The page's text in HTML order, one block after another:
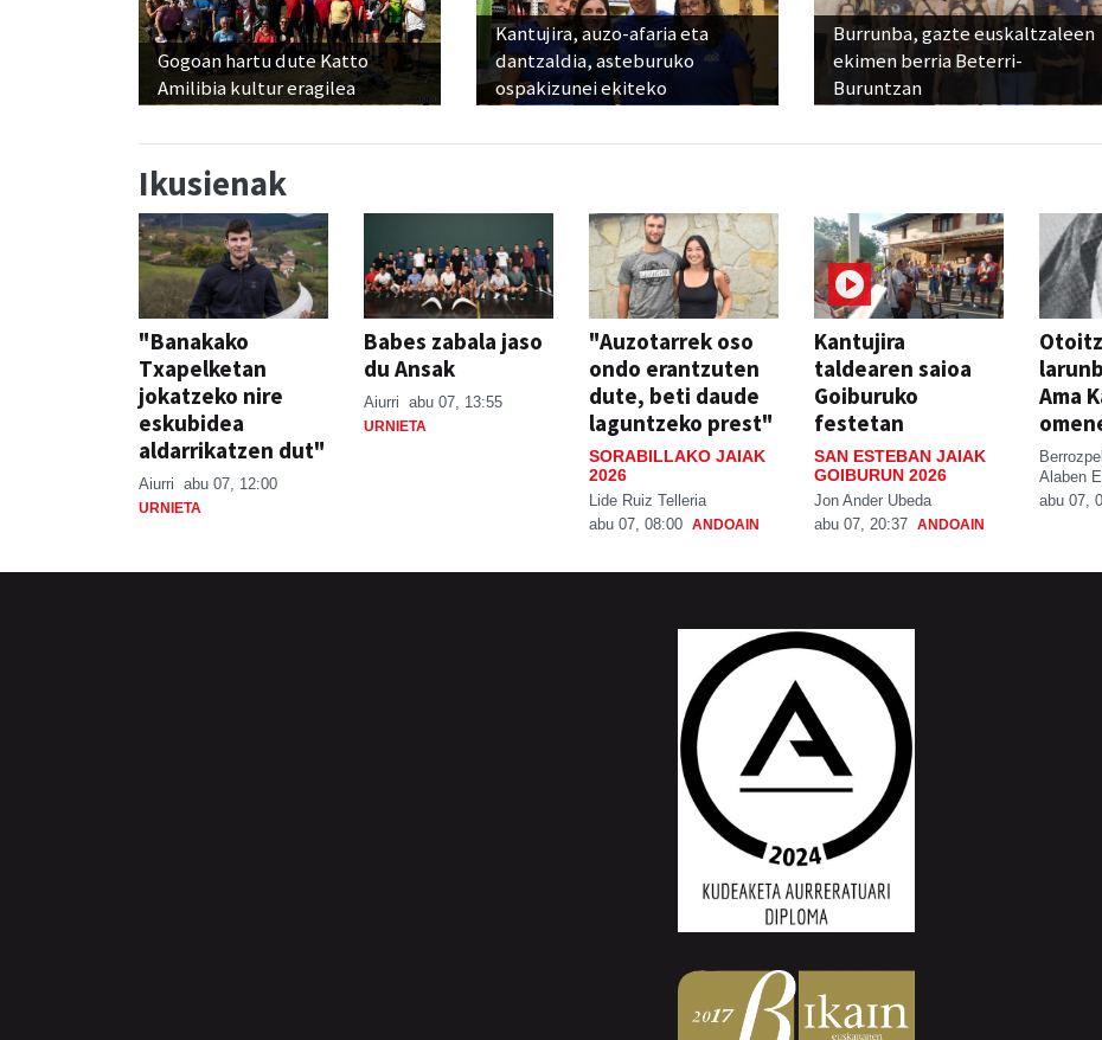
Gogoan hartu dute Katto
Amilibia kultur eragilea
Kantujira, auzo-afaria eta
dantzaldia, asteburuko
ospakizunei ekiteko
Burrunba, gazte euskaltzaleen
ekimen berria Beterri-
Buruntzan
Ikusienak
"Banakako
Txapelketan
jokatzeko nire
eskubidea
aldarrikatzen dut"
Aiurri abu 07, 12:00
URNIETA
Babes zabala jaso
du Ansak
Aiurri abu 07, 13:55
URNIETA
"Auzotarrek oso
ondo erantzuten
dute, beti daude
laguntzeko prest"
SORABILLAKO JAIAK
2026
Lide Ruiz Telleria
abu 07, 08:00 ANDOAIN
Kantujira
taldearen saioa
Goiburuko
festetan
SAN ESTEBAN JAIAK
GOIBURUN 2026
Jon Ander Ubeda
abu 07, 20:37 ANDOAIN
Ama
Alaben
abu 07,